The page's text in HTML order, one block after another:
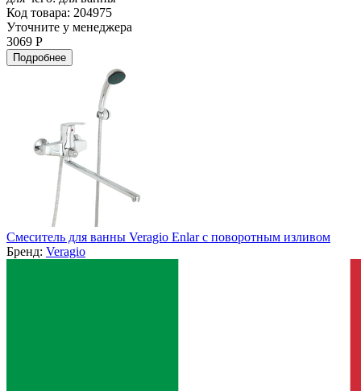
Код товара: 204975
Уточните у менеджера
3069 Р
Подробнее
Смеситель для ванны Veragio Enlar с поворотным изливом
Бренд: Veragio